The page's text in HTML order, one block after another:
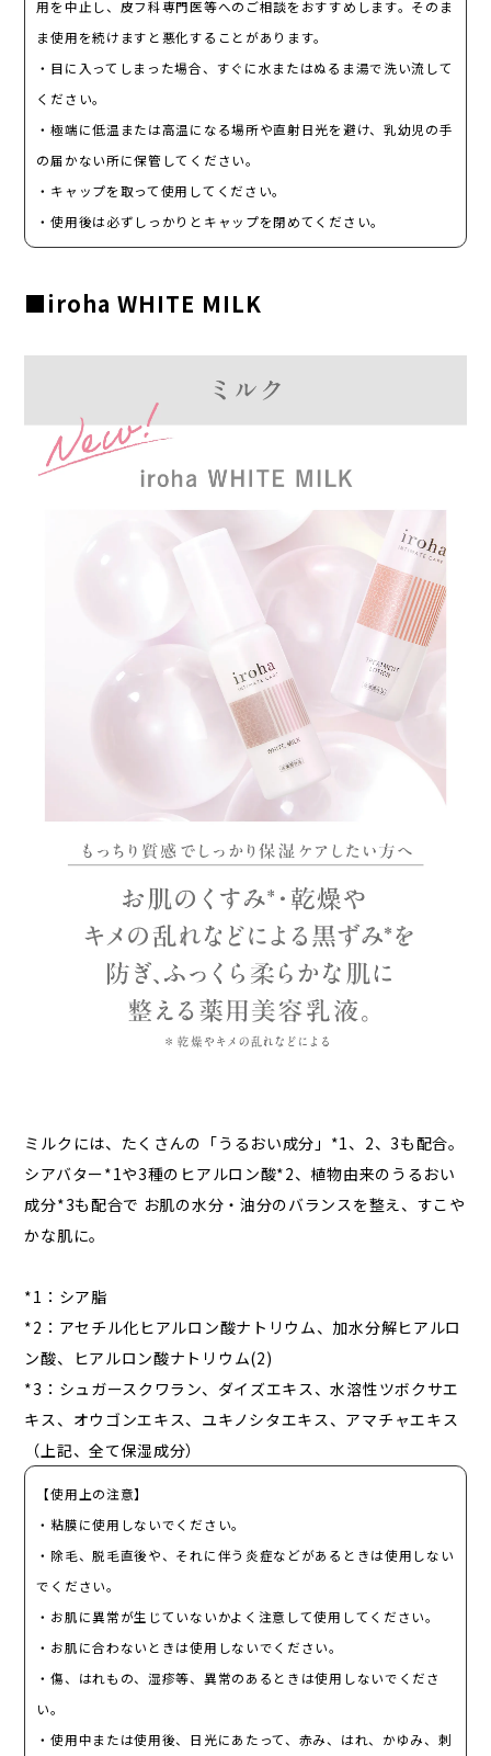
用を中止し、皮フ科専門医等へのご相談をおすすめします。そのま
ま使用を続けますと悪化することがあります。
・目に入ってしまった場合、すぐに水またはぬるま湯で洗い流して
ください。
・極端に低温または高温になる場所や直射日光を避け、乳幼児の手
の届かない所に保管してください。
・キャップを取って使用してください。
・使用後は必ずしっかりとキャップを閉めてください。
■iroha WHITE MILK
ミルクには、たくさんの「うるおい成分」*1、2、3も配合。
シアバター*1や3種のヒアルロン酸*2、植物由来のうるおい
成分*3も配合で お肌の水分・油分のバランスを整え、すこや
かな肌に。
*1：シア脂
*2：アセチル化ヒアルロン酸ナトリウム、加水分解ヒアルロ
ン酸、ヒアルロン酸ナトリウム(2)
*3：シュガースクワラン、ダイズエキス、水溶性ツボクサエ
キス、オウゴンエキス、ユキノシタエキス、アマチャエキス
（上記、全て保湿成分）
【使用上の注意】
・粘膜に使用しないでください。
・除毛、脱毛直後や、それに伴う炎症などがあるときは使用しない
でください。
・お肌に異常が生じていないかよく注意して使用してください。
・お肌に合わないときは使用しないでください。
・傷、はれもの、湿疹等、異常のあるときは使用しないでくださ
い。
・使用中または使用後、日光にあたって、赤み、はれ、かゆみ、刺